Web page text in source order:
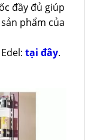
đầy đủ giúp
phẩm của
tại đây.